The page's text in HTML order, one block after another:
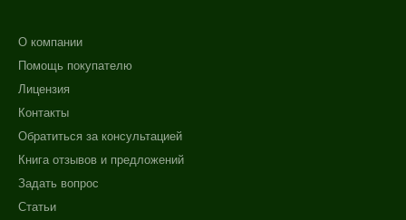
О компании
Помощь покупателю
Лицензия
Контакты
Обратиться за консультацией
Книга отзывов и предложений
Задать вопрос
Статьи